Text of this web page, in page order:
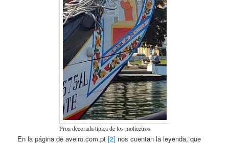
Proa decorada típica de los moliceiros.
En la página de aveiro.com.pt[2] nos cuentan la leyenda, que